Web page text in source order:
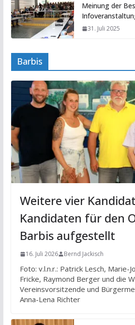
Meinung der
31. Juli 2025
Barbis
Weitere vier
Kandidaten für den
Barbis aufgestellt
16. Juli 2026 Bernd Jackisch
Foto: v.l.n.r.: Patrick Lesch, Marie-
Fricke, Raymond Berger und die
Vereinsvorsitzende und
Anna-Lena Richter